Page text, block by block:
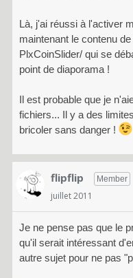
Là, j'ai réussi à l'activer
maintenant le contenu
PlxCoinSlider/ qui se
point de diaporama !
Il est probable que je
fichiers... Il y a des
bricoler sans danger !
flipflip Member
juillet 2011
Je ne pense pas que le
qu'il serait intéressant
autre sujet pour ne pas